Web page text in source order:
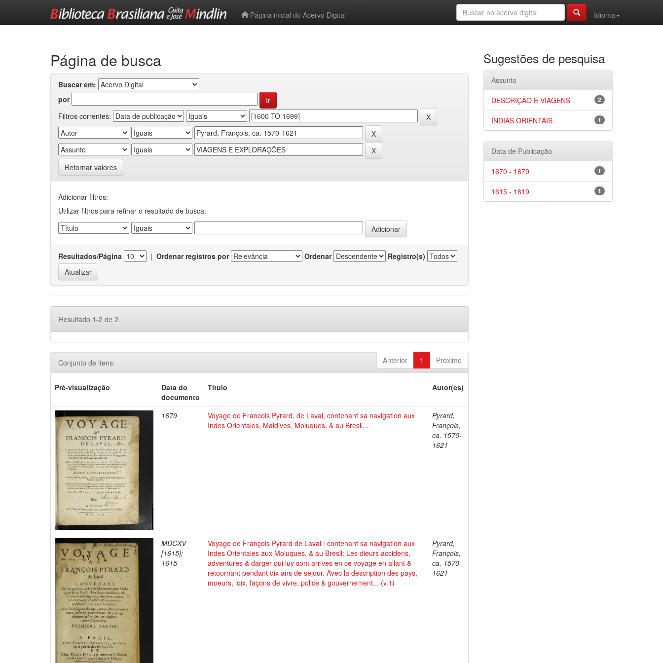
Página inicial do Acervo Digital
Idioma
Página de busca
Buscar em:
por
Filtros correntes:
Retornar valores
Adicionar filtros:
Utilizar filtros para refinar o resultado de busca.
Resultados/Página | Ordenar registros por Ordenar Registro(s)
Resultado 1-2 de 2.
Anterior 1 Próximo
Conjunto de itens:
Pré-visualização
Data do
documento
Título Autor(es)
1679
Voyage de Francois Pyrard, de Laval, contenant sa navigation aux
Indes Orientales, Maldives, Moluques, & au Bresil...
Pyrard,
François,
ca. 1570-
1621
MDCXV
[1615];
1615
Voyage de François Pyrard de Laval : contenant sa navigation aux
Indes Orientales aux Moluques, & au Bresil: Les dieurs accidens,
adventures & darger qui luy sont arrives en ce voyage en allant &
retournant pendant dix ans de sejour. Avec la description des pays,
moeurs, loix, façons de vivre, police & gouvernement... (v.1)
Pyrard,
François,
ca. 1570-
1621
Sugestões de pesquisa
Assunto
2
DESCRIÇÃO E VIAGENS
1
ÍNDIAS ORIENTAIS
Data de Publicação
1
1670 - 1679
1
1615 - 1619